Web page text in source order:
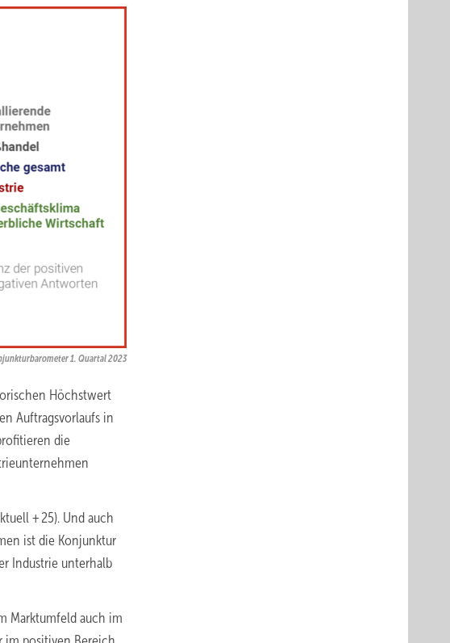
1. Quartal 2023
Höchstwert
Auftragsvorlaufs in
die
+ 25). Und auch
ist die Konjunktur
Industrie unterhalb
Marktumfeld auch im